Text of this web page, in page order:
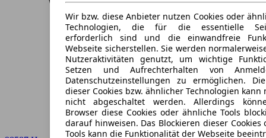
Wir bzw. diese Anbieter nutzen Cookies oder
Technologien, die für die essentielle
erforderlich sind und die einwandfreie
Webseite sicherstellen. Sie werden
Nutzeraktivitäten genutzt, um wichtige
Setzen und Aufrechterhalten von
Datenschutzeinstellungen zu ermöglichen.
dieser Cookies bzw. ähnlicher Technologien kann
nicht abgeschaltet werden. Allerdings
Browser diese Cookies oder ähnliche Tools
darauf hinweisen. Das Blockieren dieser
Tools kann die Funktionalität der Webseite